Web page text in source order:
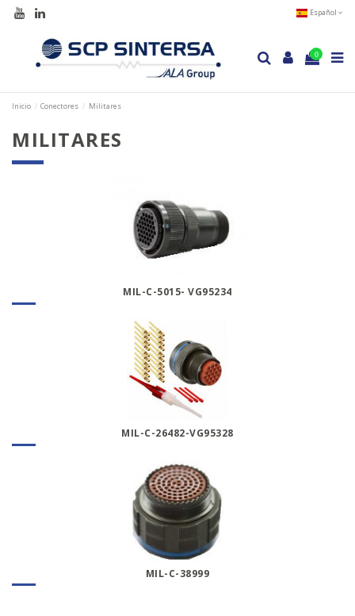
Español
0
Inicio Conectores Militares
MILITARES
MIL-C-5015- VG95234
MIL-C-26482-VG95328
MIL-C-38999